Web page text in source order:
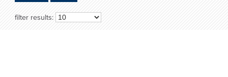
filter results: